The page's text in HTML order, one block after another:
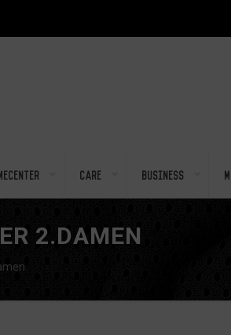
Care Business
2.DAMEN